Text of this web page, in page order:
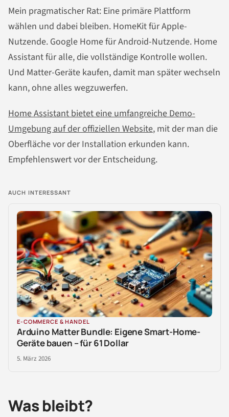
Mein pragmatischer Rat: Eine primäre Plattform
wählen und dabei bleiben. HomeKit für Apple-
Nutzende. Google Home für Android-Nutzende. Home
Assistant für alle, die vollständige Kontrolle wollen.
Und Matter-Geräte kaufen, damit man später wechseln
kann, ohne alles wegzuwerfen.
Home Assistant bietet eine umfangreiche Demo-
Umgebung auf der offiziellen Website, mit der man die
Oberfläche vor der Installation erkunden kann.
Empfehlenswert vor der Entscheidung.
AUCH INTERESSANT
E-COMMERCE & HANDEL
Arduino Matter Bundle: Eigene Smart-Home-
Geräte bauen – für 61 Dollar
5. März 2026
Was bleibt?